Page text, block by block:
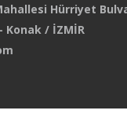
Hürriyet
Konak / İZMİR